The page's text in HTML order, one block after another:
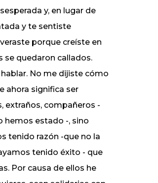
y, en lugar de
y te sentiste
porque creíste en
se quedaron callados.
No me dijiste cómo
ahora significa ser
extraños, compañeros -
hemos estado -, sino
tenido razón -que no la
tenido éxito - que
Por causa de ellos he